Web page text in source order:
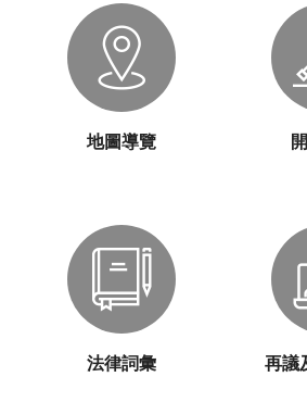
地圖導覽
法律詞彙 再議